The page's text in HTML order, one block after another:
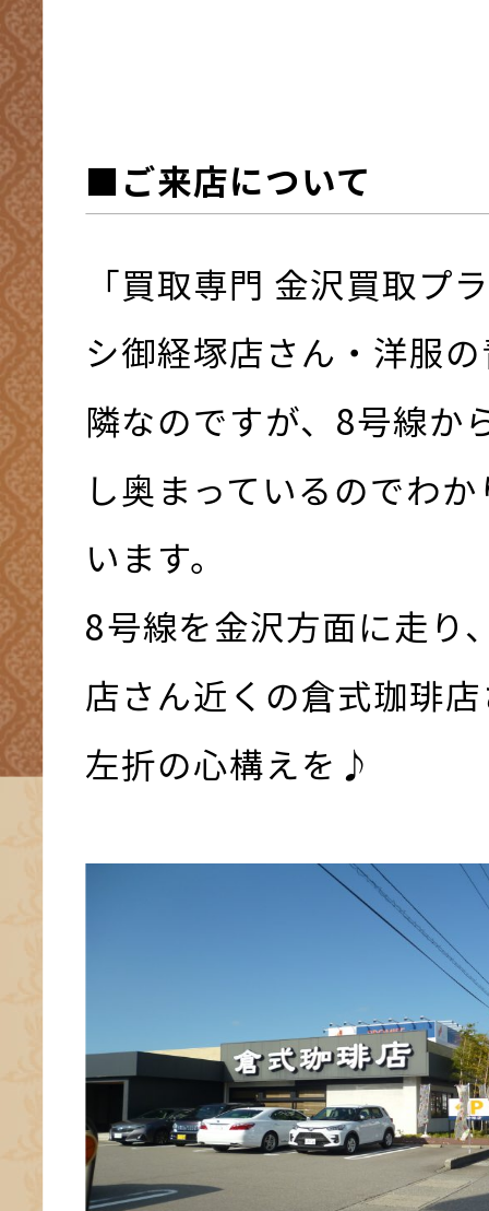
■ご来店について
「買取専門 金沢買取プ
シ御経塚店さん・洋服
隣なのですが、8号線か
し奥まっているのでわ
います。
8号線を金沢方面に走り
店さん近くの倉式珈琲
左折の心構えを♪